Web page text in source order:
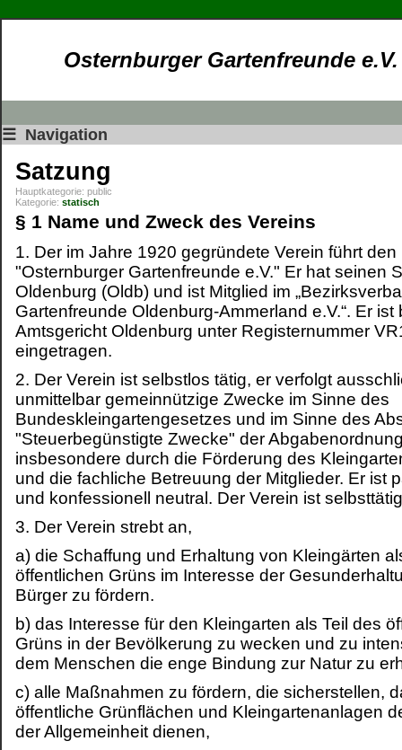
Osternburger Gartenfreunde e.V.
☰ Navigation
Satzung
Hauptkategorie: public
Kategorie: statisch
§ 1 Name und Zweck des Vereins
1. Der im Jahre 1920 gegründete Verein führt den
"Osternburger Gartenfreunde e.V." Er hat seinen
Oldenburg (Oldb) und ist Mitglied im
Gartenfreunde Oldenburg-Ammerland e.V.“. Er ist
Amtsgericht Oldenburg unter Registernummer
eingetragen.
2. Der Verein ist selbstlos tätig, er verfolgt
unmittelbar gemeinnützige Zwecke im Sinne des
Bundeskleingartengesetzes und im Sinne des
"Steuerbegünstigte Zwecke" der
insbesondere durch die Förderung des
und die fachliche Betreuung der Mitglieder. Er ist
und konfessionell neutral. Der Verein ist
3. Der Verein strebt an,
a) die Schaffung und Erhaltung von Kleingärten
öffentlichen Grüns im Interesse der
Bürger zu fördern.
b) das Interesse für den Kleingarten als Teil des
Grüns in der Bevölkerung zu wecken und zu
dem Menschen die enge Bindung zur Natur zu
c) alle Maßnahmen zu fördern, die sicherstellen,
öffentliche Grünflächen und Kleingartenanlagen
der Allgemeinheit dienen,